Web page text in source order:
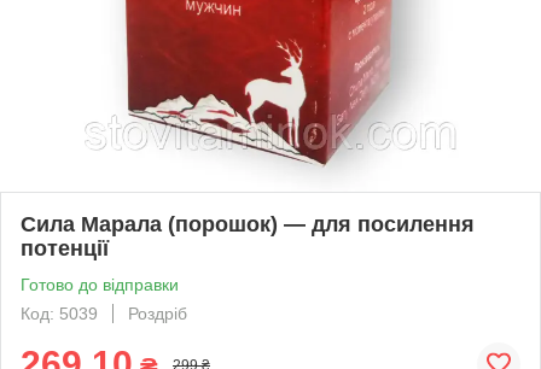
Сила Марала (порошок) — для посилення
потенції
Готово до відправки
Код: 5039
Роздріб
299 ₴